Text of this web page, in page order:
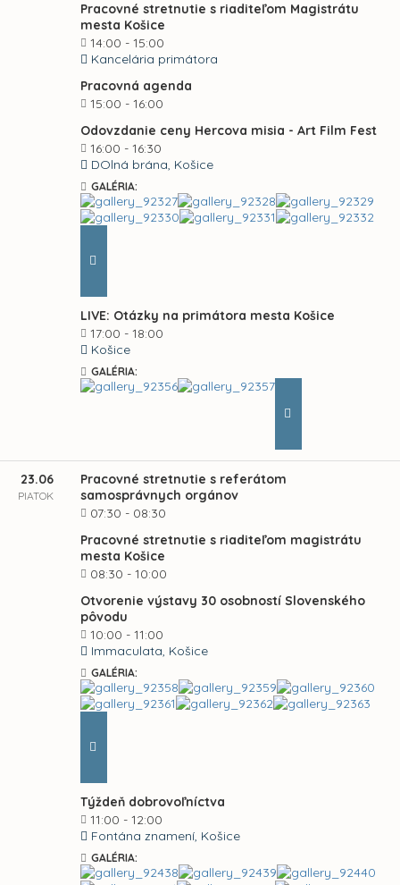
Pracovné stretnutie s riaditeľom Magistrátu
mesta Košice
14:00 - 15:00
Kancelária primátora
Pracovná agenda
15:00 - 16:00
Odovzdanie ceny Hercova misia - Art Film Fest
16:00 - 16:30
DOlná brána, Košice
GALÉRIA:
LIVE: Otázky na primátora mesta Košice
17:00 - 18:00
Košice
GALÉRIA:
23.06
PIATOK
Pracovné stretnutie s referátom
samosprávnych orgánov
07:30 - 08:30
Pracovné stretnutie s riaditeľom magistrátu
mesta Košice
08:30 - 10:00
Otvorenie výstavy 30 osobností Slovenského
pôvodu
10:00 - 11:00
Immaculata, Košice
GALÉRIA:
Týždeň dobrovoľníctva
11:00 - 12:00
Fontána znamení, Košice
GALÉRIA: